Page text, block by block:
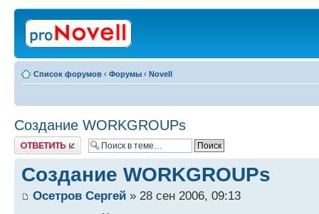
Список форумов ‹ Форумы ‹ Novell
Создание WORKGROUPs
Ответить
Создание WORKGROUPs
Осетров Сергей » 28 сен 2006, 09:13